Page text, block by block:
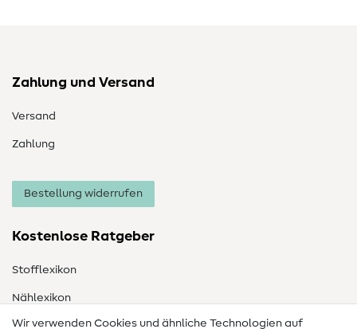
Zahlung und Versand
Versand
Zahlung
Bestellung widerrufen
Kostenlose Ratgeber
Stofflexikon
Nählexikon
Nähanleitungen
Wir verwenden Cookies und ähnliche Technologien auf